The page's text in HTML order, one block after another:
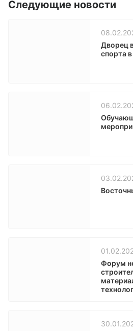
Следующие новости
Дворец
спорта
Форум